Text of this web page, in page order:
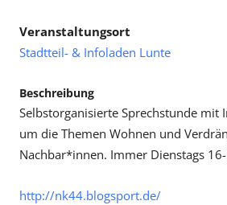
Veranstaltungsort
Stadtteil- & Infoladen Lunte
Beschreibung
Selbstorganisierte Sprechstunde mit
um die Themen Wohnen und
Nachbar*innen. Immer Dienstags
http://nk44.blogsport.de/